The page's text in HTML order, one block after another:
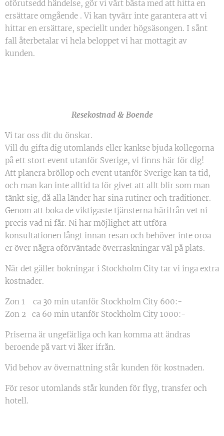
oförutsedd händelse, gör vi vårt bästa med att hitta en
ersättare omgående . Vi kan tyvärr inte garantera att vi
hittar en ersättare, speciellt under högsäsongen. I sånt
fall återbetalar vi hela beloppet vi har mottagit av
kunden.
Resekostnad & Boende
Vi tar oss dit du önskar.
Vill du gifta dig utomlands eller kankse bjuda kollegorna
på ett stort event utanför Sverige, vi finns här för dig!
Att planera bröllop och event utanför Sverige kan ta tid,
och man kan inte alltid ta för givet att allt blir som man
tänkt sig, då alla länder har sina rutiner och traditioner.
Genom att boka de viktigaste tjänsterna härifrån vet ni
precis vad ni får. Ni har möjlighet att utföra
konsultationen långt innan resan och behöver inte oroa
er över några oförväntade överraskningar väl på plats.
När det gäller bokningar i Stockholm City tar vi inga extra
kostnader.
Zon 1 ca 30 min utanför Stockholm City 600:-
Zon 2 ca 60 min utanför Stockholm City 1000:-
Priserna är ungefärliga och kan komma att ändras
beroende på vart vi åker ifrån.
Vid behov av övernattning står kunden för kostnaden.
För resor utomlands står kunden för flyg, transfer och
hotell.